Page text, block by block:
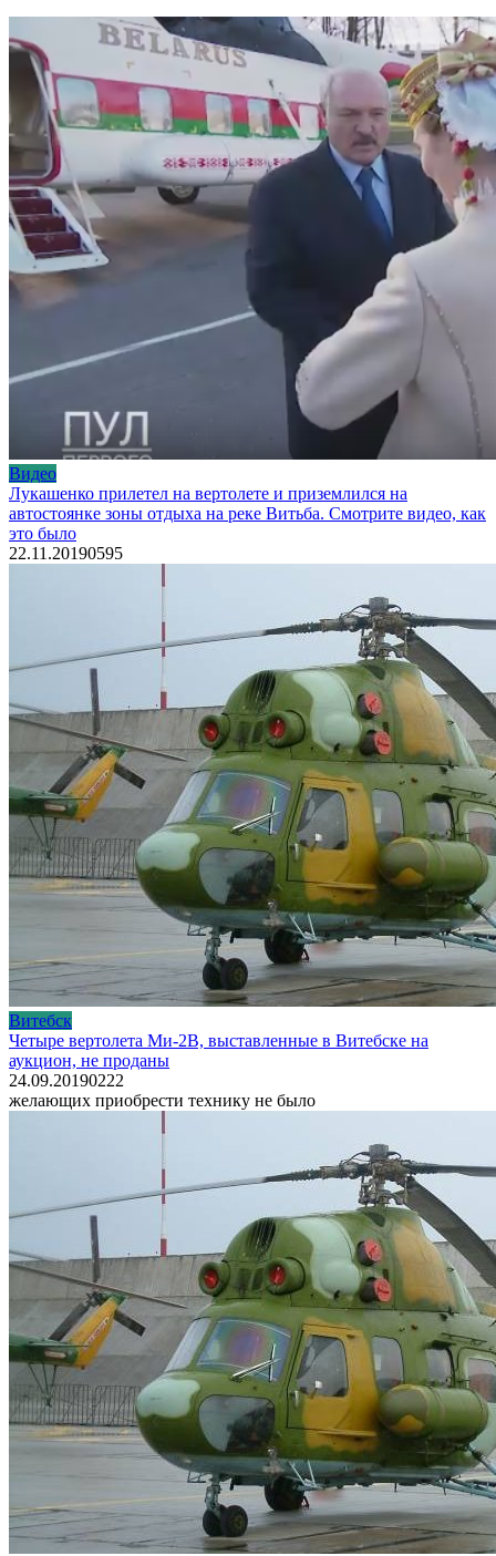
Видео
Лукашенко прилетел на вертолете и приземлился на
автостоянке зоны отдыха на реке Витьба. Смотрите видео, как
это было
22.11.20190595
Витебск
Четыре вертолета Ми-2В, выставленные в Витебске на
аукцион, не проданы
24.09.20190222
желающих приобрести технику не было